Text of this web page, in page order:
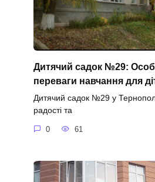
Дитячий садок №29:
переваги навчання для
Дитячий садок №29 у
радості та
0 61